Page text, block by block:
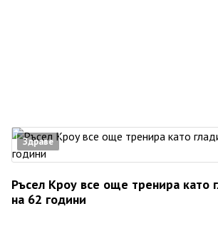
Здраве
Ръсел Кроу все още тренира като
на 62 години